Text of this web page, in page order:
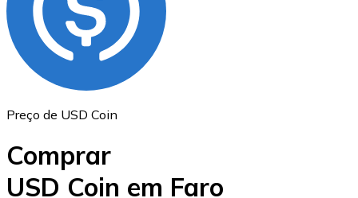
ETH
Preço de USD Coin
Comprar
USD Coin em Faro